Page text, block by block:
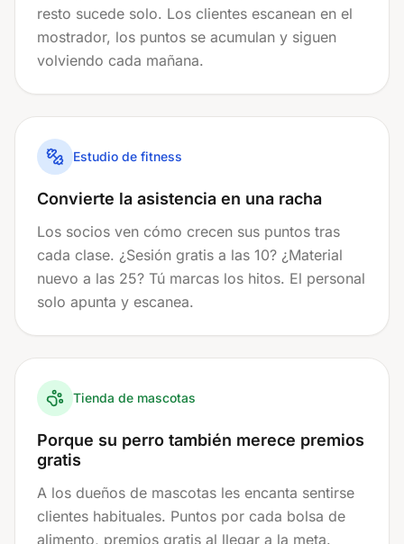
resto sucede solo. Los clientes escanean en el
mostrador, los puntos se acumulan y siguen
volviendo cada mañana.
Estudio de fitness
Convierte la asistencia en una racha
Los socios ven cómo crecen sus puntos tras
cada clase. ¿Sesión gratis a las 10? ¿Material
nuevo a las 25? Tú marcas los hitos. El personal
solo apunta y escanea.
Tienda de mascotas
Porque su perro también merece premios
gratis
A los dueños de mascotas les encanta sentirse
clientes habituales. Puntos por cada bolsa de
alimento, premios gratis al llegar a la meta.